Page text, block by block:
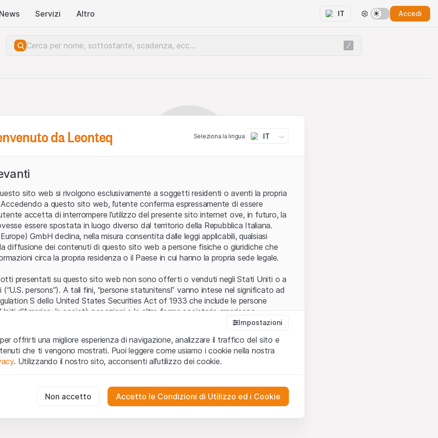
News Servizi Altro IT Accedi
Errore del server.
da Leonteq Seleziona la lingua IT
sito web si rivolgono esclusivamente a soggetti residenti o aventi la propria
a questo sito web, l’utente conferma espressamente di essere
accetta di interrompere l’utilizzo del presente sito internet ove, in futuro, la
essere spostata in luogo diverso dal territorio della Repubblica Italiana.
GmbH declina, nella misura consentita dalle leggi applicabili, qualsiasi
diffusione dei contenuti di questo sito web a persone fisiche o giuridiche che
circa la propria residenza o il Paese in cui hanno la propria sede legale.
presentati su questo sito web non sono offerti o venduti negli Stati Uniti o a
persons”). A tali fini, “persone statunitensi” vanno intese nel significato ad
S dello United States Securities Act of 1933 che include le persone
d’America, le società per azioni e le altre forme societarie americane.
web (di seguito, il “Sito”) si dichiara di aver compreso e di accettare le
avvertenze importanti e le condizioni di utilizzo ivi rese disponibili. Nel caso in
utilizzonon siano accettate, l’utente è tenuto ad interrompere l’utilizzo del
o invito ad acquistare
i dati, i servizi, gli strumenti, i documenti (i “Contenuti del Sito”) contenuti o
web hanno esclusivamente finalità informative e non rappresentano né
Impostazioni
offrirti una migliore esperienza di navigazione, analizzare il traffico del sito e
che ti vengono mostrati. Puoi leggere come usiamo i cookie nella nostra
. Utilizzando il nostro sito, acconsenti all’utilizzo dei cookie.
per il funzionamento del sito web e non possono essere disattivati.
Non accetto Accetto le Condizioni di Utilizzo ed i Cookie